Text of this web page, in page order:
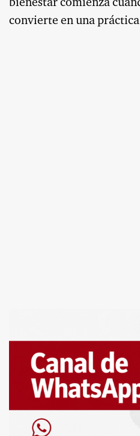
bienestar comienza
convierte en una